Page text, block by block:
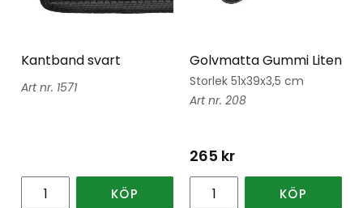
Kantband svart
1571
KÖP
Golvmatta Gummi Liten
Storlek 51x39x3,5 cm
208
265 kr
KÖP